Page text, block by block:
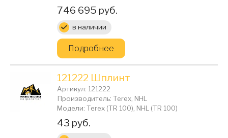
Цена:
746 695 руб.
в наличии
Подробнее
121222 Шплинт
Артикул: 121222
Производитель: Terex, NHL
Модели: Terex (TR 100), NHL (TR 100)
Цена:
43 руб.